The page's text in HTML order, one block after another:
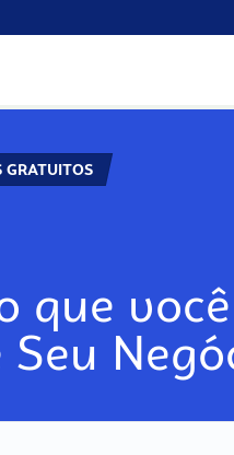
GRATUITOS
que